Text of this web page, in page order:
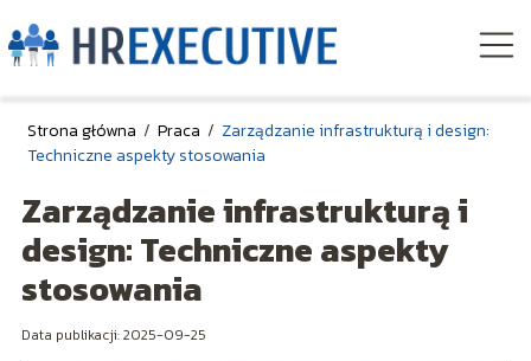
Strona główna / Praca / Zarządzanie infrastrukturą i design:
Techniczne aspekty stosowania
Zarządzanie infrastrukturą i
design: Techniczne aspekty
stosowania
Data publikacji: 2025-09-25